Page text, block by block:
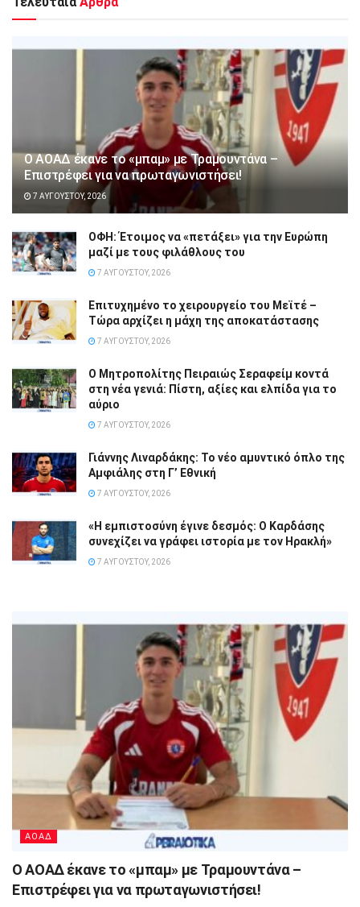
Ο ΑΟΑΔ έκανε το «μπαμ» με Τραμουντάνα –
Επιστρέφει για να πρωταγωνιστήσει!
7 ΑΥΓΟΎΣΤΟΥ, 2026
ΟΦΗ: Έτοιμος να «πετάξει» για την Ευρώπη
μαζί με τους φιλάθλους του
7 ΑΥΓΟΎΣΤΟΥ, 2026
Επιτυχημένο το χειρουργείο του Μεϊτέ –
Τώρα αρχίζει η μάχη της αποκατάστασης
7 ΑΥΓΟΎΣΤΟΥ, 2026
Ο Μητροπολίτης Πειραιώς Σεραφείμ κοντά
στη νέα γενιά: Πίστη, αξίες και ελπίδα για το
αύριο
7 ΑΥΓΟΎΣΤΟΥ, 2026
Γιάννης Λιναρδάκης: Το νέο αμυντικό όπλο της
Αμφιάλης στη Γ’ Εθνική
7 ΑΥΓΟΎΣΤΟΥ, 2026
«Η εμπιστοσύνη έγινε δεσμός: Ο Καρδάσης
συνεχίζει να γράφει ιστορία με τον Ηρακλή»
7 ΑΥΓΟΎΣΤΟΥ, 2026
ΑΟΑΔ
Ο ΑΟΑΔ έκανε το «μπαμ» με Τραμουντάνα –
Επιστρέφει για να πρωταγωνιστήσει!